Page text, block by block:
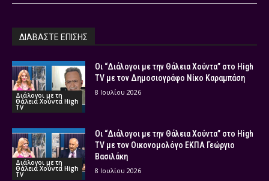
ΔΙΑΒΑΣΤΕ ΕΠΙΣΗΣ
Διάλογοι με τη
Θάλεια Χούντα High
TV
Οι “Διάλογοι με την Θάλεια Χούντα” στο High
TV με τον Δημοσιογράφο Νίκο Καραμπάση
8 Ιουλίου 2026
Διάλογοι με τη
Θάλεια Χούντα High
TV
Οι “Διάλογοι με την Θάλεια Χούντα” στο High
TV με τον Οικονομολόγο ΕΚΠΑ Γεώργιο
Βασιλάκη
8 Ιουλίου 2026